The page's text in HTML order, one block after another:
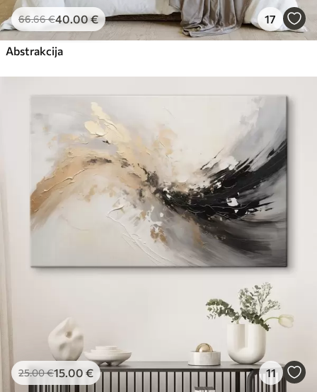
66.66€40.00€ 17
Abstrakcija
25.00€15.00 € 11